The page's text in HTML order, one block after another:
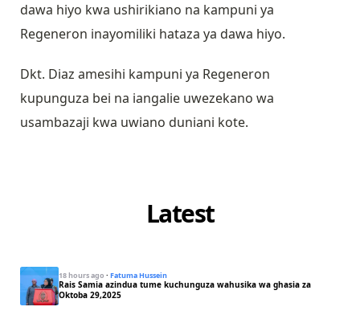
dawa hiyo kwa ushirikiano na kampuni ya
Regeneron inayomiliki hataza ya dawa hiyo.
Dkt. Diaz amesihi kampuni ya Regeneron
kupunguza bei na iangalie uwezekano wa
usambazaji kwa uwiano duniani kote.
Latest
18 hours ago · Fatuma Hussein
Rais Samia azindua tume kuchunguza wahusika wa ghasia za
Oktoba 29,2025